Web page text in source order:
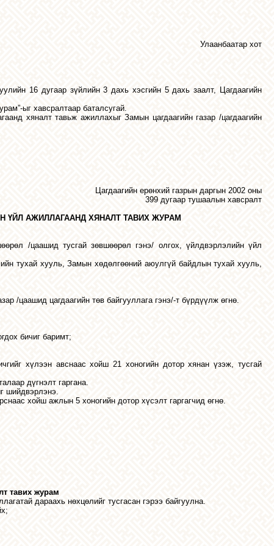
Улаанбаатар хот
16 дугаар зүйлийн 3 дахь хэсгийн 5 дахь заалт, Цагдаагийн
ыг хавсралтаар баталсугай.
хяналт тавьж ажиллахыг Замын цагдаагийн газар /цагдаагийн
Цагдаагийн ерөнхий газрын даргын 2002 оны
399 дугаар тушаалын хавсралт
ҮЙЛ АЖИЛЛАГААНД ХЯНАЛТ ТАВИХ ЖУРАМ
/цаашид тусгай зөвшөөрөл гэнэ/ олгох, үйлдвэрлэлийн үйл
тухай хууль, Замын хөдөлгөөний аюулгүй байдлын тухай хууль,
/цаашид цагдаагийн төв байгууллага гэнэ/-т бүрдүүлж өгнө.
бичиг баримт;
хүлээн авснаас хойш 21 хоногийн дотор хянан үзэж, тусгай
дүгнэлт гаргана.
шийдвэрлэнэ.
хойш ажлын 5 хоногийн дотор хүсэлт гаргагчид өгнө.
тавих журам
дараахь нөхцөлийг тусгасан гэрээ байгуулна.
;